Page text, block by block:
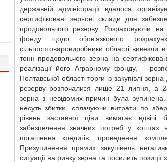
державній адміністрації вдалося
сертифіковані зернові склади для
продовольчого резерву. Розраховуючи на
фонду щодо обов’язкового
сільгосптоваровиробники області
тонн продовольчого зерна на
реалізації його Аграрному фонду, –
Полтавської області торги із закупівлі
резерву розпочалися лише 21 липня, а
зерна з невідомих причин була зупинена.
несуть збитки, сплачуючи витрати по
рівень заставної ціни вимагає вдвічі
забезпечення значних потреб у коштах
погашення кредитів, проведення
Призупинення прямих закупівель
ситуації на ринку зерна та посилить позиції